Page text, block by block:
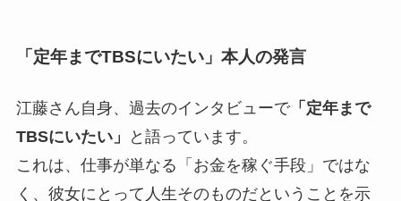
「定年までTBSにいたい」本人の発言
江藤さん自身、過去のインタビューで「定年まで
TBSにいたい」
と語っています。
これは、仕事が単なる「お金を稼ぐ手段」ではな
く、彼女にとって人生そのものだということを示